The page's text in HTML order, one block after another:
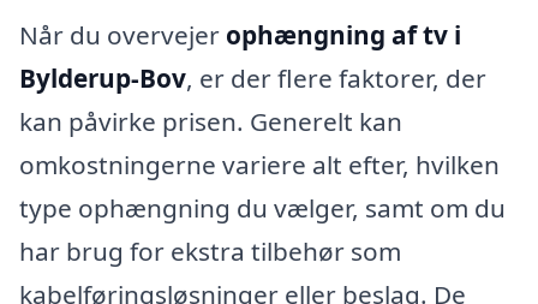
Når du overvejer ophængning af tv i
Bylderup-Bov, er der flere faktorer, der
kan påvirke prisen. Generelt kan
omkostningerne variere alt efter, hvilken
type ophængning du vælger, samt om du
har brug for ekstra tilbehør som
kabelføringsløsninger eller beslag. De